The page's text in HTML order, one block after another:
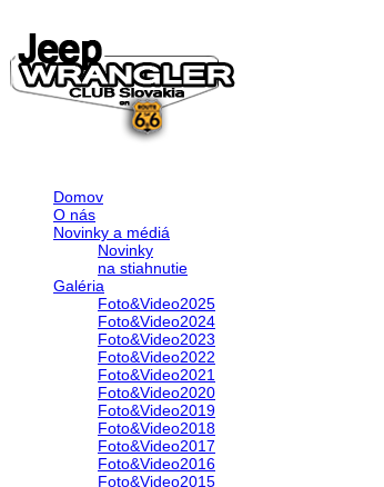
Domov
O nás
Novinky a médiá
Novinky
na stiahnutie
Galéria
Foto&Video2025
Foto&Video2024
Foto&Video2023
Foto&Video2022
Foto&Video2021
Foto&Video2020
Foto&Video2019
Foto&Video2018
Foto&Video2017
Foto&Video2016
Foto&Video2015